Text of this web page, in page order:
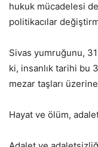
hukuk mücadelesi
politikacılar
Sivas yumruğunu, 31
ki, insanlık tarihi bu
mezar taşları
Hayat ve ölüm,